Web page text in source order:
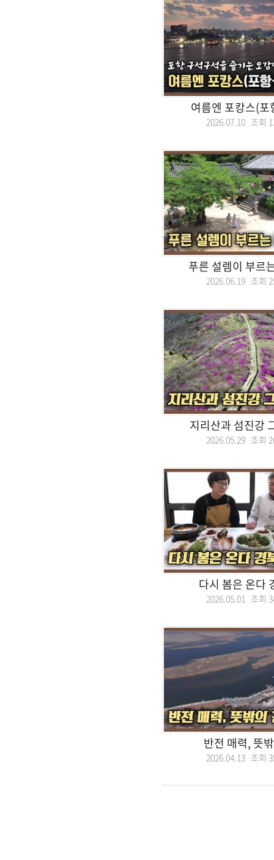
여름엔 포캉스(포
2026.07.10 조회
푸른 설렘이 부르
2026.06.19 조회
지리산과 섬진강
2026.05.29 조회
다시 봄은 온다
2026.05.01 조회
반전 매력, 뜻
2026.04.13 조회